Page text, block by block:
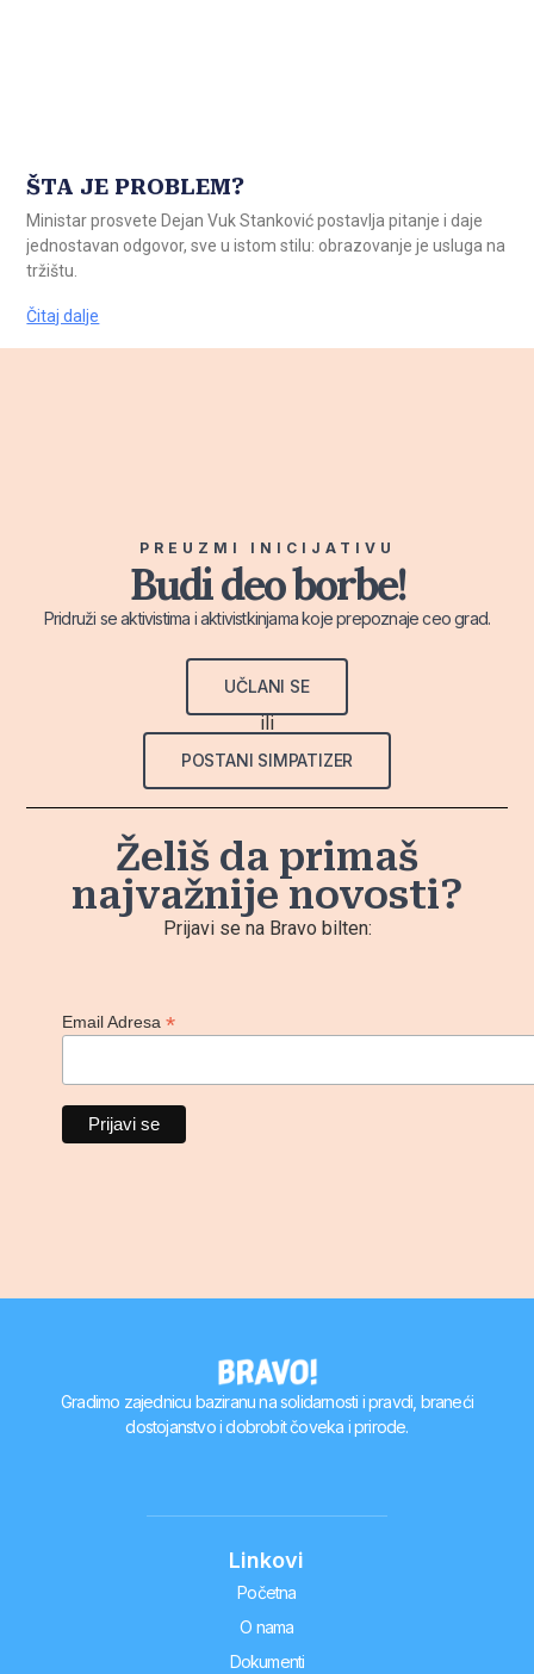
ŠTA JE PROBLEM?
Ministar prosvete Dejan Vuk Stanković postavlja pitanje i daje
jednostavan odgovor, sve u istom stilu: obrazovanje je usluga na
tržištu.
Čitaj dalje
PREUZMI INICIJATIVU
Budi deo borbe!
Pridruži se aktivistima i aktivistkinjama koje prepoznaje ceo grad.
UČLANI SE
ili
POSTANI SIMPATIZER
Želiš da primaš
najvažnije novosti?
Prijavi se na Bravo bilten:
Email Adresa*
Gradimo zajednicu baziranu na solidarnosti i pravdi, braneći
dostojanstvo i dobrobit čoveka i prirode.
Linkovi
Početna
O nama
Dokumenti